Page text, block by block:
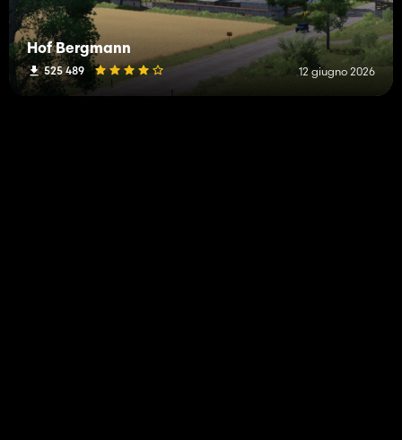
Hof Bergmann
525 489 12 giugno 2026